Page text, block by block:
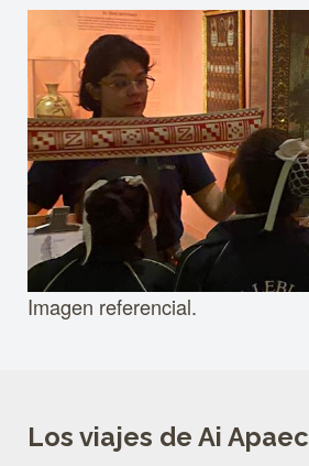
Imagen referencial.
Los viajes de Ai Apaec